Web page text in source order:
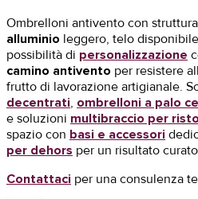
Ombrelloni antivento con
alluminio leggero, telo
possibilità di personalizzazione
camino antivento per resistere
frutto di lavorazione artigianale.
decentrati ombrelloni a palo
e soluzioni multibraccio per
spazio con basi e accessori
per dehors per un risultato
Contattaci per una consulenza